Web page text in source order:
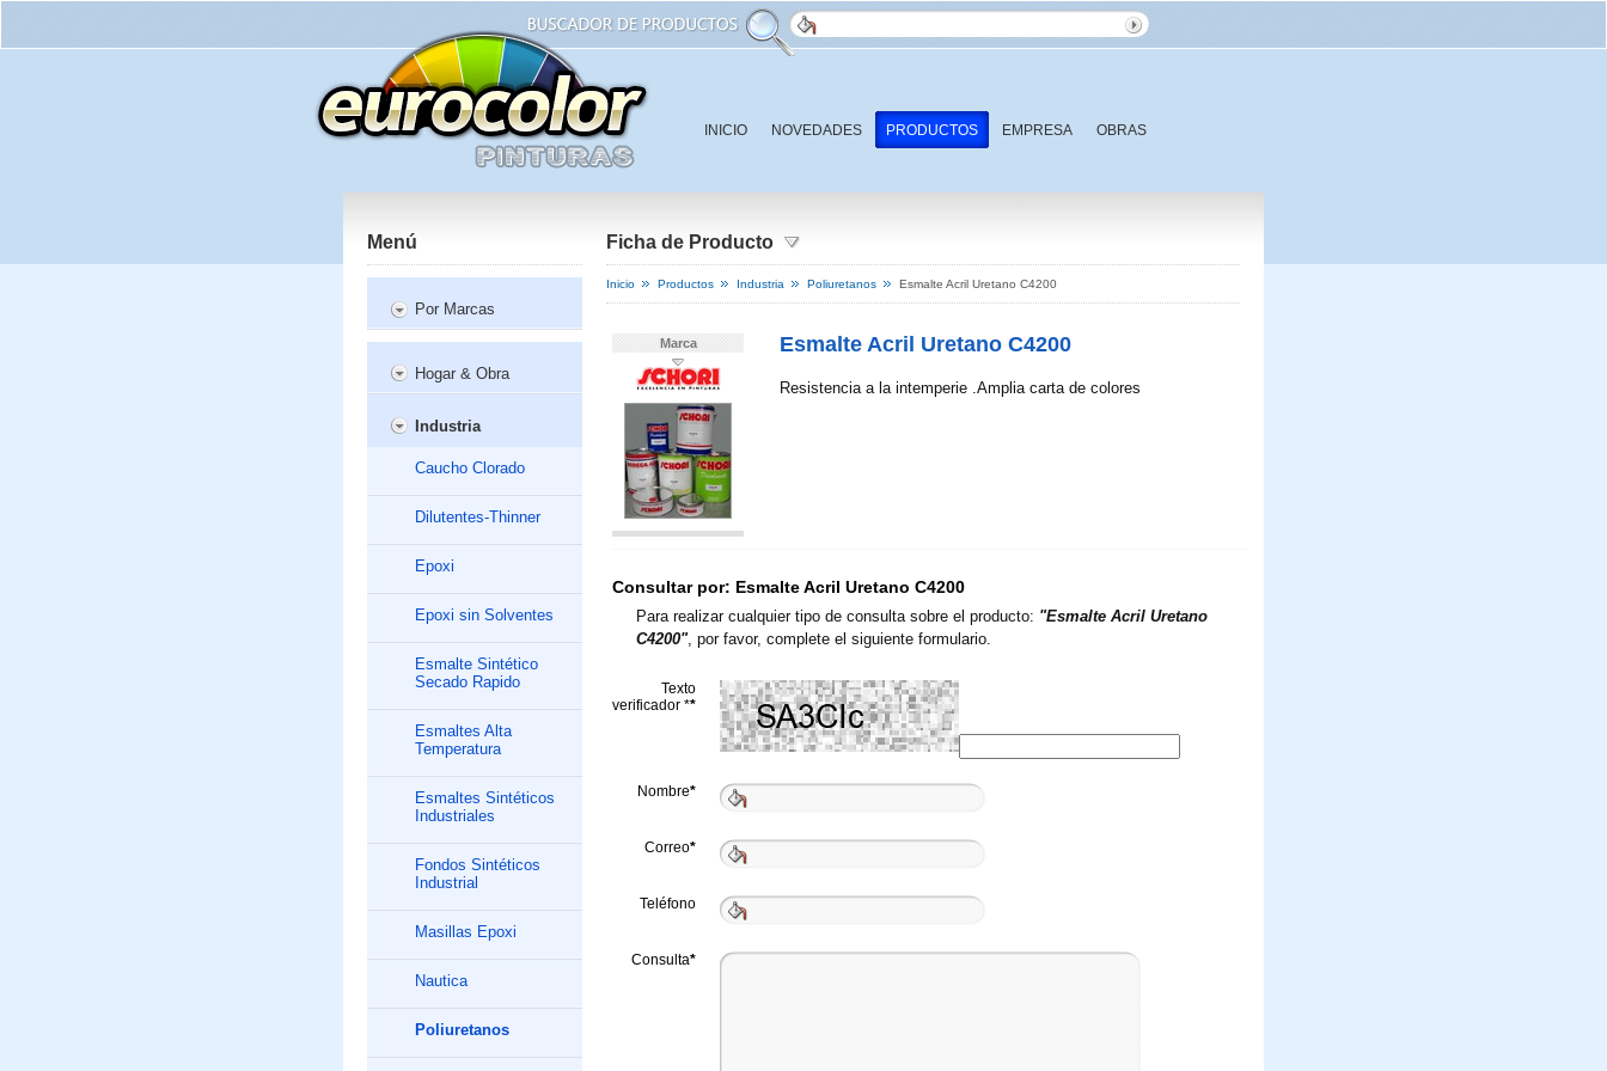
INICIO NOVEDADES PRODUCTOS EMPRESA OBRAS
Menú
Por Marcas
Hogar & Obra
Industria
Caucho Clorado
Dilutentes-Thinner
Epoxi
Epoxi sin Solventes
Esmalte Sintético
Secado Rapido
Esmaltes Alta
Temperatura
Esmaltes Sintéticos
Industriales
Fondos Sintéticos
Industrial
Masillas Epoxi
Nautica
Poliuretanos
Ficha de Producto
Inicio Productos Industria Poliuretanos Esmalte Acril Uretano C4200
Marca Esmalte Acril Uretano C4200
Resistencia a la intemperie .Amplia carta de colores
Consultar por: Esmalte Acril Uretano C4200
Para realizar cualquier tipo de consulta sobre el producto: "Esmalte Acril Uretano
C4200", por favor, complete el siguiente formulario.
Texto
verificador **
Nombre*
Correo*
Teléfono
Consulta*